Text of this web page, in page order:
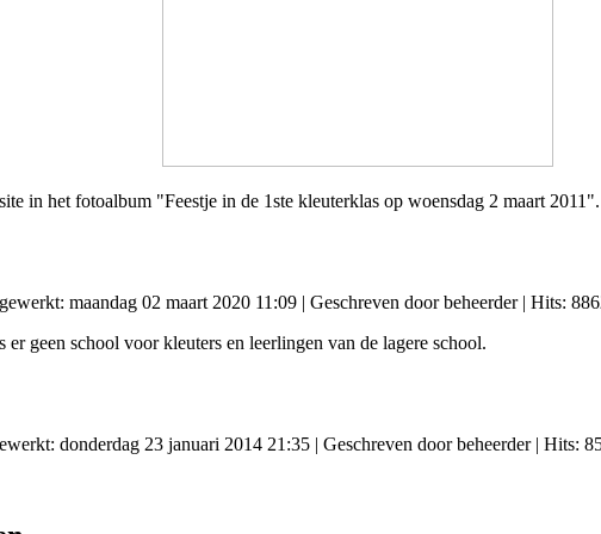
in het fotoalbum "Feestje in de 1ste kleuterklas op woensdag 2 maart 2011".
maandag 02 maart 2020 11:09 | Geschreven door beheerder| Hits:
er geen school voor kleuters en leerlingen van de lagere school.
donderdag 23 januari 2014 21:35 | Geschreven door beheerder| Hits: